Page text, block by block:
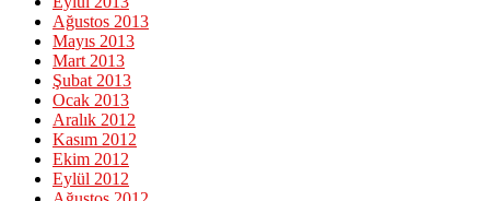
Ağustos 2013
Mayıs 2013
Mart 2013
Şubat 2013
Ocak 2013
Aralık 2012
Kasım 2012
Ekim 2012
Eylül 2012